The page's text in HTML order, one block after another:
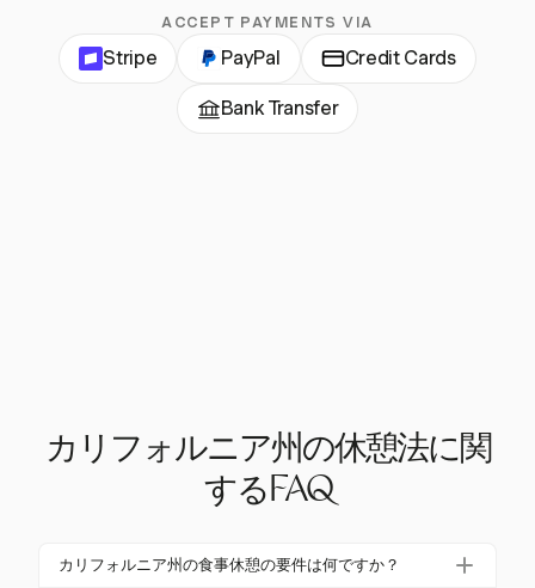
ACCEPT PAYMENTS VIA
Stripe PayPal Credit Cards
Bank Transfer
カリフォルニア州の休憩法に関
するFAQ
カリフォルニア州の食事休憩の要件は何ですか？